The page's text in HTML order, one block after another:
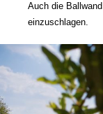
Auch die
einzuschlagen.